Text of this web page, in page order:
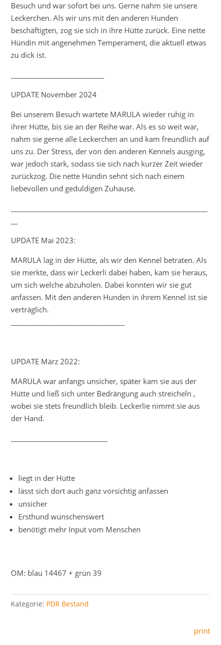
Besuch und war sofort bei uns. Gerne nahm sie unsere
Leckerchen. Als wir uns mit den anderen Hunden
beschäftigten, zog sie sich in ihre Hütte zurück. Eine nette
Hündin mit angenehmen Temperament, die aktuell etwas
zu dick ist.
UPDATE November 2024
Bei unserem Besuch wartete MARULA wieder ruhig in
ihrer Hütte, bis sie an der Reihe war. Als es so weit war,
nahm sie gerne alle Leckerchen an und kam freundlich auf
uns zu. Der Stress, der von den anderen Kennels ausging,
war jedoch stark, sodass sie sich nach kurzer Zeit wieder
zurückzog. Die nette Hündin sehnt sich nach einem
liebevollen und geduldigen Zuhause.
UPDATE Mai 2023:
MARULA lag in der Hütte, als wir den Kennel betraten. Als
sie merkte, dass wir Leckerli dabei haben, kam sie heraus,
um sich welche abzuholen. Dabei konnten wir sie gut
anfassen. Mit den anderen Hunden in ihrem Kennel ist sie
verträglich.
UPDATE März 2022:
MARULA war anfangs unsicher, später kam sie aus der
Hütte und ließ sich unter Bedrängung auch streicheln ,
wobei sie stets freundlich bleib. Leckerlie nimmt sie aus
der Hand.
liegt in der Hütte
lässt sich dort auch ganz vorsichtig anfassen
unsicher
Ersthund wünschenswert
benötigt mehr Input vom Menschen
OM: blau 14467 + grün 39
Kategorie: PDR Bestand
print